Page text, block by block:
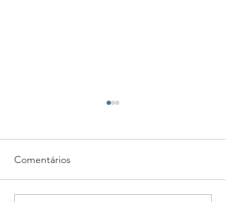
Comentários